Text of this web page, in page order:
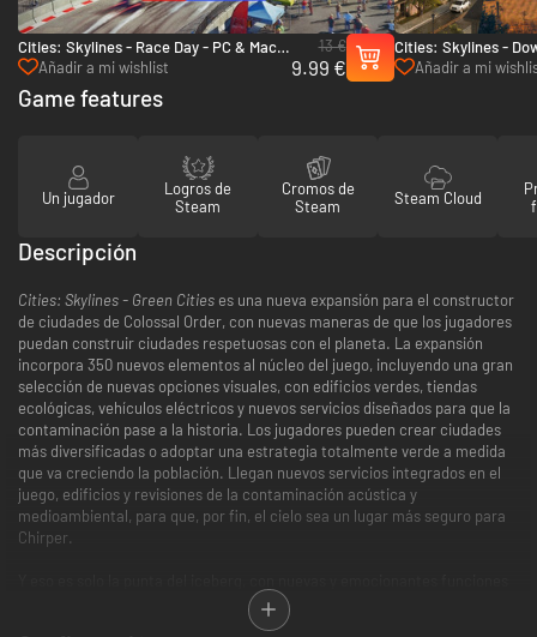
Cities: Skylines - Race Day - PC & Mac
(Steam)
Añadir a mi wishlist
13 €
9.99 €
Cities: Skylines -
Countryside Bundle
Añadir a mi
Game features
Un jugador
Logros de
Steam
Cromos de
Steam
Steam Cloud
Descripción
Cities: Skylines - Green Cities es una nueva expansión para el constructor
de ciudades de Colossal Order, con nuevas maneras de que los jugadores
puedan construir ciudades respetuosas con el planeta. La expansión
incorpora 350 nuevos elementos al núcleo del juego, incluyendo una gran
selección de nuevas opciones visuales, con edificios verdes, tiendas
ecológicas, vehículos eléctricos y nuevos servicios diseñados para que la
contaminación pase a la historia. Los jugadores pueden crear ciudades
más diversificadas o adoptar una estrategia totalmente verde a medida
que va creciendo la población. Llegan nuevos servicios integrados en el
juego, edificios y revisiones de la contaminación acústica y
medioambiental, para que, por fin, el cielo sea un lugar más seguro para
Chirper.